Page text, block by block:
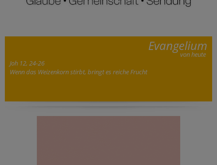
Evangelium
von heute
Joh 12, 24-26
Wenn das Weizenkorn stirbt, bringt es reiche Frucht